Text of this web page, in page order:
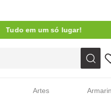
Tudo em um só lugar!
Artes